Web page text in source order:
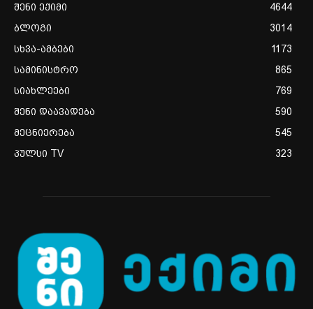
შენი ექიმი
4644
ბლოგი
3014
სხვა-ამბები
1173
სამინისტრო
865
სიახლეები
769
შენი დაავადება
590
მეცნიერება
545
პულსი TV
323